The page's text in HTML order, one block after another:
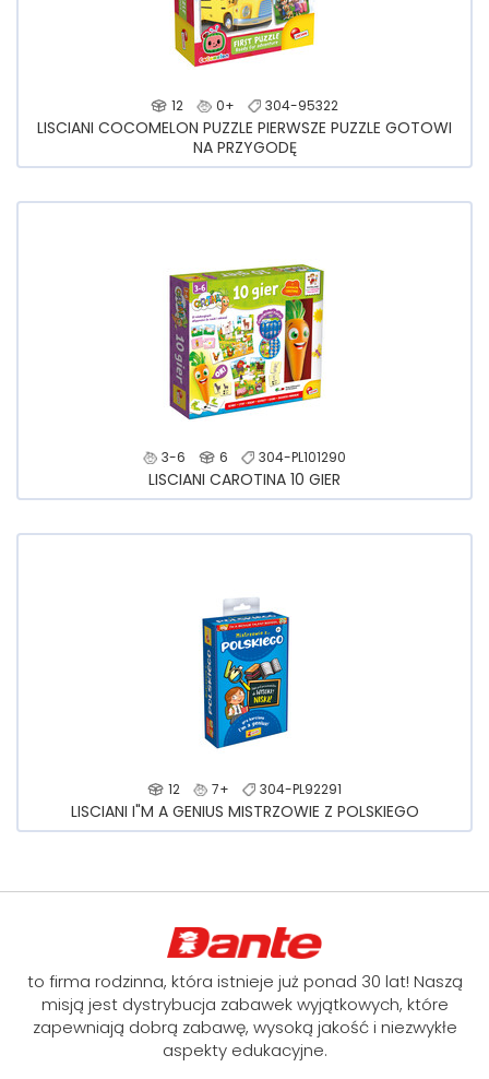
12 0+ 304-95322
LISCIANI COCOMELON PUZZLE PIERWSZE PUZZLE GOTOWI
NA PRZYGODĘ
3-6 6 304-PL101290
LISCIANI CAROTINA 10 GIER
12 7+ 304-PL92291
LISCIANI I"M A GENIUS MISTRZOWIE Z POLSKIEGO
to firma rodzinna, która istnieje już ponad 30 lat! Naszą
misją jest dystrybucja zabawek wyjątkowych, które
zapewniają dobrą zabawę, wysoką jakość i niezwykłe
aspekty edukacyjne.